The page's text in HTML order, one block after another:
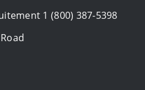
1 (800) 387-5398